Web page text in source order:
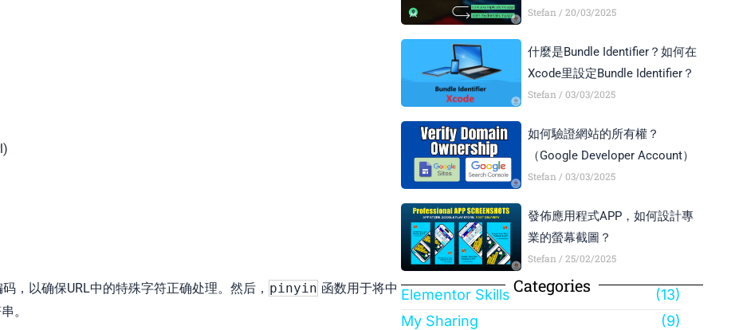
，以确保URL中的特殊字符正确处理。然后， pinyin 函数用于将中
。
Stefan 20/03/2025
什麼是Bundle Identifier？如何在
Xcode里設定Bundle Identifier？
Stefan 03/03/2025
如何驗證網站的所有權？
（Google Developer Account）
Stefan 03/03/2025
發佈應用程式APP，如何設計專
業的螢幕截圖？
Stefan 25/02/2025
Categories
Elementor Skills
(13)
My Sharing
(9)